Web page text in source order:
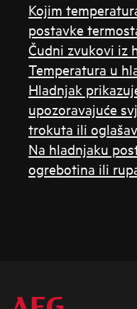
Kojim
postavke
Čudni zvukovi iz
Temperatura u
Hladnjak
upozoravajuće
trokuta ili
Na hladnjaku
ogrebotina ili